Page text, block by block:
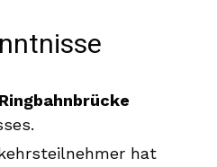
Ringbahnbrücke
hat